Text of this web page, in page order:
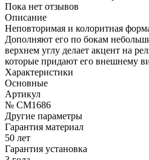
Пока нет отзывов
Описание
Неповторимая и колоритная
Дополняют его по бокам
верхнем углу делает акцент на
которые придают его внешнему
Характеристики
Основные
Артикул
№ CM1686
Другие параметры
Гарантия материал
50 лет
Гарантия установка